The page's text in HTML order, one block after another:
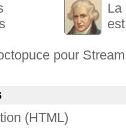
La
pour
(HTML)